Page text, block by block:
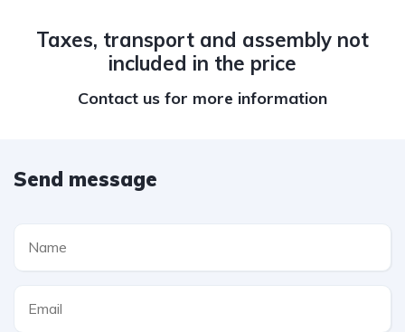
Taxes, transport and assembly not
included in the price
Contact us for more information
Send message